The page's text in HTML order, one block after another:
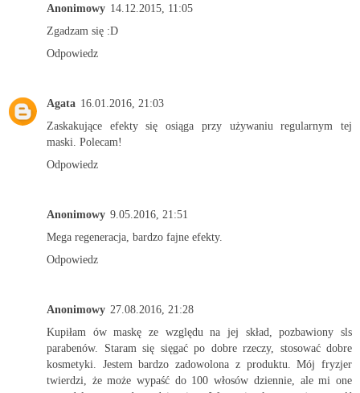
Anonimowy 14.12.2015, 11:05
Zgadzam się :D
Odpowiedz
Agata 16.01.2016, 21:03
Zaskakujące efekty się osiąga przy używaniu regularnym tej
maski. Polecam!
Odpowiedz
Anonimowy 9.05.2016, 21:51
Mega regeneracja, bardzo fajne efekty.
Odpowiedz
Anonimowy 27.08.2016, 21:28
Kupiłam ów maskę ze względu na jej skład, pozbawiony sls
parabenów. Staram się sięgać po dobre rzeczy, stosować dobre
kosmetyki. Jestem bardzo zadowolona z produktu. Mój fryzjer
twierdzi, że może wypaść do 100 włosów dziennie, ale mi one